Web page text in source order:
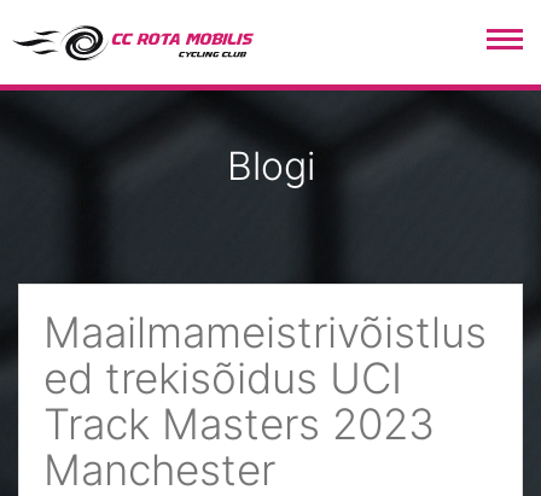
CC Rota Mobilis
Blogi
Maailmameistrivõistlus
ed trekisõidus UCI
Track Masters 2023
Manchester